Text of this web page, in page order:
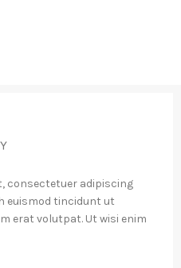
consectetuer adipiscing
euismod tincidunt ut
erat volutpat. Ut wisi enim